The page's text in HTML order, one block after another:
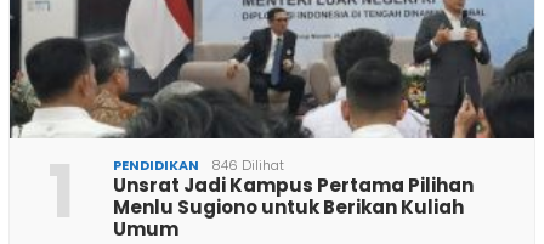
1 PENDIDIKAN 846 Dilihat
Unsrat Jadi Kampus Pertama Pilihan
Menlu Sugiono untuk Berikan Kuliah
Umum